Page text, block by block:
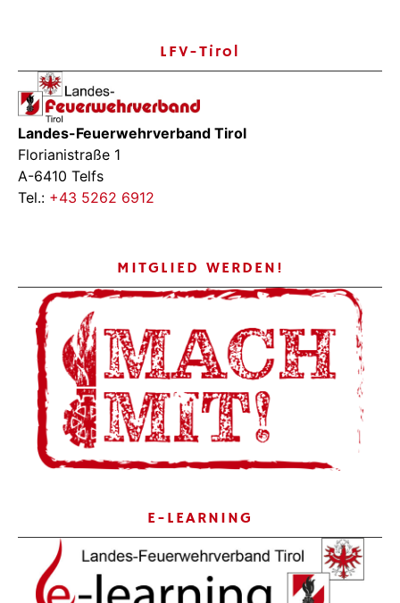
LFV-Tirol
Landes-Feuerwehrverband Tirol
Florianistraße 1
A-6410 Telfs
Tel.: +43 5262 6912
MITGLIED WERDEN!
E-LEARNING